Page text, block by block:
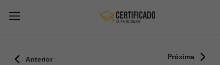
Anterior Próxima